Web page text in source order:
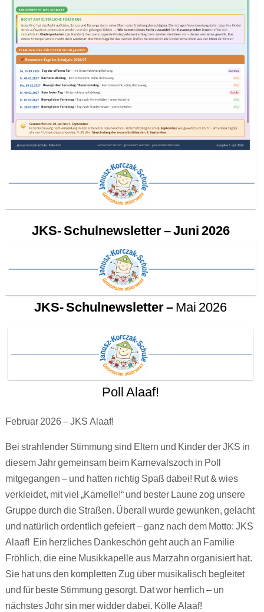
JKS- Schulnewsletter – Juni 2026
JKS- Schulnewsletter –Mai 2026
Poll Alaaf!
Februar 2026 – JKS Alaaf!
Bei strahlender Stimmung sind Eltern und Kinder der JKS in
diesem Jahr gemeinsam beim Karnevalszoch in Poll
mitgegangen – und hatten richtig Spaß dabei! Rut & wies
verkleidet, mit viel „Kamelle!“ und bester Laune zog unsere
Gruppe durch die Straßen. Überall wurde gewunken, gelacht
und natürlich ordentlich gefeiert – ganz nach dem Motto: JKS
Alaaf! Ein herzliches Dankeschön geht auch an Familie
Fröhlich, die eine Musikkapelle aus Marzahn organisiert hat.
Sie hat uns den kompletten Zug über musikalisch begleitet
und für beste Stimmung gesorgt. Dat wor herrlich – un
nächstes Johr sin mer widder dabei. Kölle Alaaf!